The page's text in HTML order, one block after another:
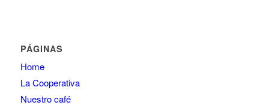
PÁGINAS
Home
La Cooperativa
Nuestro café